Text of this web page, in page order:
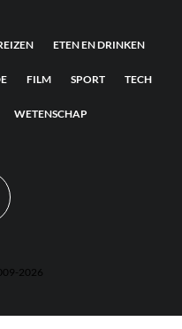
ETEN EN DRINKEN
FILM SPORT TECH
WETENSCHAP
2026